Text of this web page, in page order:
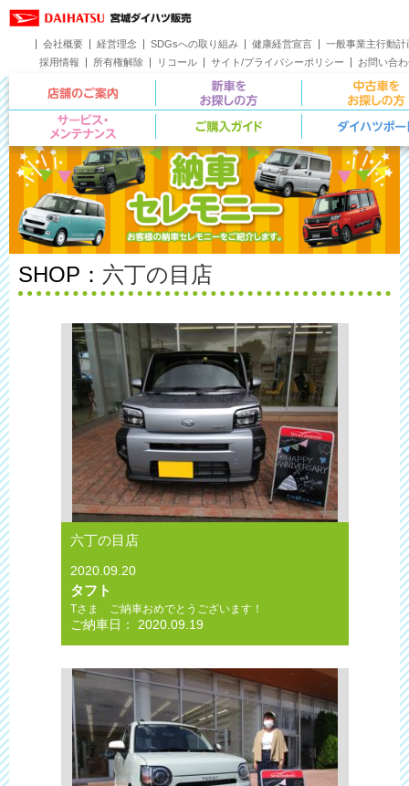
会社概要 経営理念 SDGsへの取り組み 健康経営宣言
一般事業主行動計
採用情報
所有権解除 リコール サイト/プライバシーポリシー お問い合
店舗のご案内 新車をお探しの方
サービス・メンテナンス ご購入ガイド
SHOP： 六丁の目店
六丁の目店
2020.09.20
タフト
Tさま ご納車おめでとうございます！
ご納車日： 2020.09.19